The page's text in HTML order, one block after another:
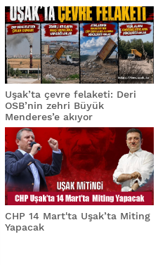
Uşak’ta çevre felaketi: Deri
OSB’nin zehri Büyük
Menderes’e akıyor
CHP 14 Mart'ta Uşak’ta Miting
Yapacak